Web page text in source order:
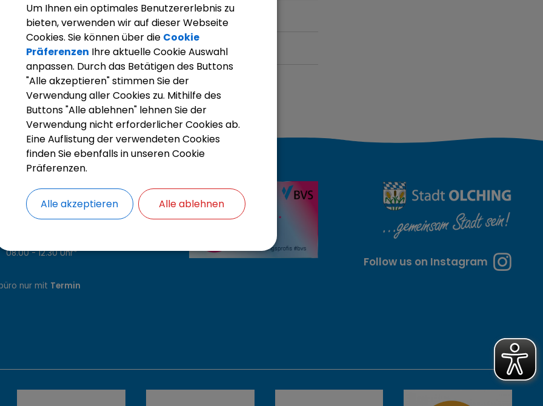
Behörde
- 12.30 Uhr
- 16.30 Uhr*
- 12.30 Uhr*
- 18.30 Uhr
- 12.30 Uhr*
nur mit Termin
Follow us on Instagram
Um Ihnen ein optimales Benutzererlebnis zu
bieten, verwenden wir auf dieser Webseite
Cookies. Sie können über die Cookie
Präferenzen Ihre aktuelle Cookie Auswahl
anpassen. Durch das Betätigen des Buttons
"Alle akzeptieren" stimmen Sie der
Verwendung aller Cookies zu. Mithilfe des
Buttons "Alle ablehnen" lehnen Sie der
Verwendung nicht erforderlicher Cookies ab.
Eine Auflistung der verwendeten Cookies
finden Sie ebenfalls in unseren Cookie
Präferenzen.
Alle akzeptieren Alle ablehnen